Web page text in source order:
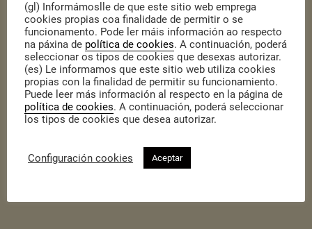
A singradura continúa coa Despensa do Mar e as Artes do Mar
non queres perderte nada, ségue a Nove Mares nas
(gl) Informámoslle de que este sitio web emprega
cookies propias coa finalidade de permitir o se
funcionamento. Pode ler máis información ao respecto
na páxina de política de cookies. A continuación, poderá
seleccionar os tipos de cookies que desexas autorizar.
(es) Le informamos que este sitio web utiliza cookies
propias con la finalidad de permitir su funcionamiento.
Puede leer más información al respecto en la página de
política de cookies. A continuación, poderá seleccionar
los tipos de cookies que desea autorizar.
Configuración cookies Aceptar